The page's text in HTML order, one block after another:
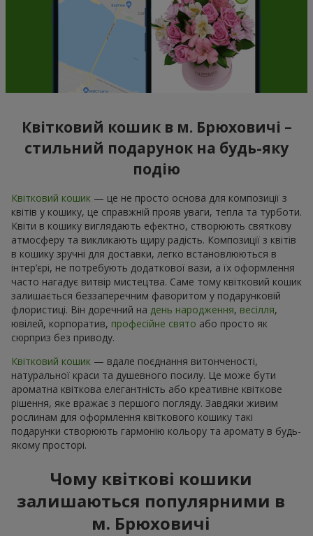
Квітковий кошик в м. Брюховичі –
стильний подарунок на будь-яку
подію
Квітковий кошик — це не просто основа для композиції з
квітів у кошику, це справжній прояв уваги, тепла та турботи.
Квіти в кошику виглядають ефектно, створюють святкову
атмосферу та викликають щиру радість. Композиції з квітів
в кошику зручні для доставки, легко встановлюються в
інтер’єрі, не потребують додаткової вази, а їх оформлення
часто нагадує витвір мистецтва. Саме тому квітковий кошик
залишається беззаперечним фаворитом у подарунковій
флористиці. Він доречний на день народження, весілля,
ювілей, корпоратив, професійне свято або просто як
сюрприз без приводу.
Квітковий кошик — вдале поєднання витонченості,
натуральної краси та душевного посилу. Це може бути
ароматна квіткова елегантність або креативне квіткове
рішення, яке вражає з першого погляду. Завдяки живим
рослинам для оформлення квіткового кошику такі
подарунки створюють гармонію кольору та аромату в будь-
якому просторі.
Чому квіткові кошики
залишаються популярними в
м. Брюховичі